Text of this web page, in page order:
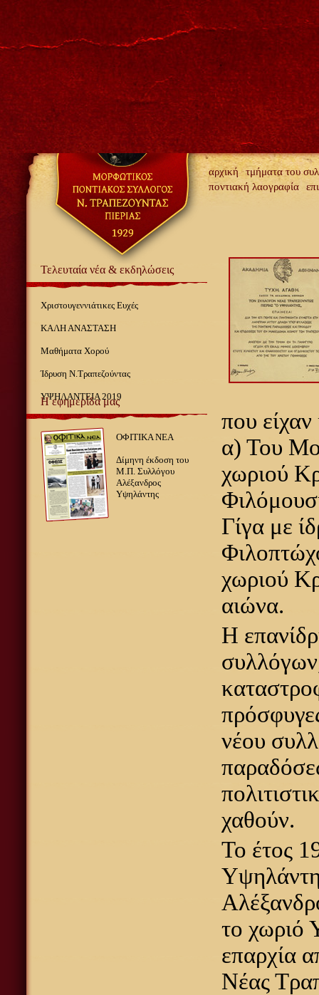
αρχική
τμήματα του
ποντιακή λαογραφία
Τελευταία νέα & εκδηλώσεις
Χριστουγεννιάτικες Ευχές
ΚΑΛΗ ΑΝΑΣΤΑΣΗ
Μαθήματα Χορού
Ίδρυση Ν.Τραπεζούντας
ΥΨΗΛΑΝΤΕΙΑ 2019
Η εφημερίδα μας
ΟΦΙΤΙΚΑ ΝΕΑ
Δίμηνη έκδοση του
Μ.Π. Συλλόγου
Αλέξανδρος
Υψηλάντης
που
α) Του
χωριού
Γίγα με
χωριού
αιώνα.
Η
νέου
χαθούν.
Το έτος
το χωριό
επαρχία
Νέας